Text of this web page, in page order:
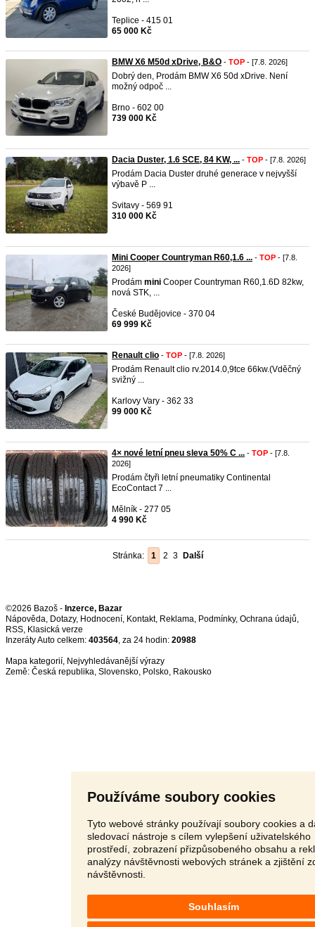
Používáme soubory cookies
Tyto webové stránky používají soubory cookies a
sledovací nástroje s cílem vylepšení uživatelského
prostředí, zobrazení přizpůsobeného obsahu a
analýzy návštěvnosti webových stránek a zjištění
návštěvnosti.
Souhlasím
Teplice - 415 01
65 000 Kč
BMW X6 M50d xDrive, B&O - TOP - [7.8. 2026]
Dobrý den, Prodám BMW X6 50d xDrive. Není
možný odpoč ...
Brno - 602 00
739 000 Kč
Dacia Duster, 1.6 SCE, 84 KW, ... - TOP - [7.8. 2026]
Prodám Dacia Duster druhé generace v nejvyšší
výbavě P ...
Svitavy - 569 91
310 000 Kč
Mini Cooper Countryman R60,1.6 ... - TOP - [7.8.
2026]
Prodám mini Cooper Countryman R60,1.6D 82kw,
nová STK, ...
České Budějovice - 370 04
69 999 Kč
Renault clio - TOP - [7.8. 2026]
Prodám Renault clio rv.2014.0,9tce 66kw.(Vděčný
svižný ...
Karlovy Vary - 362 33
99 000 Kč
4× nové letní pneu sleva 50% C ... - TOP - [7.8.
2026]
Prodám čtyři letní pneumatiky Continental
EcoContact 7 ...
Mělník - 277 05
4 990 Kč
Stránka: 1 2 3 Další
©2026 Bazoš - Inzerce, Bazar
Nápověda, Dotazy, Hodnocení, Kontakt, Reklama, Podmínky, Ochrana údajů,
RSS,
Inzeráty Auto celkem: 403564, za 24 hodin: 20988
Mapa kategorií, Nejvyhledávanější výrazy
Země: Česká republika, Slovensko, Polsko, Rakousko